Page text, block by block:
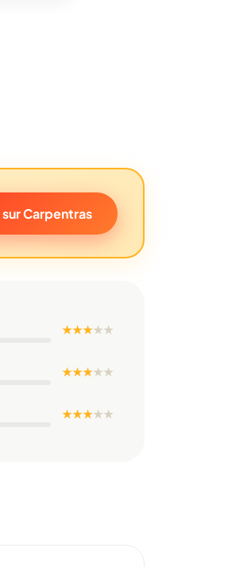
Carpentras
★ ★ ★★★
★ ★ ★★★
★ ★ ★★★